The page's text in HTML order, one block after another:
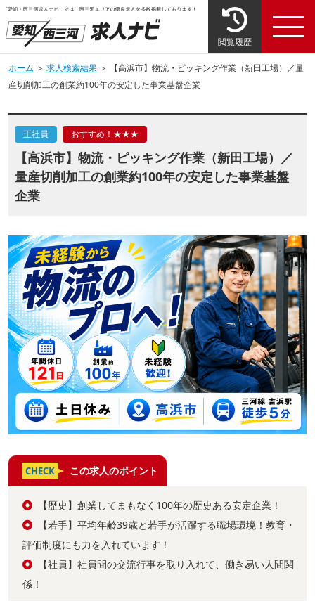
閲覧履歴
ホーム ＞ 求人検索結果 ＞ 【高浜市】物流・ピッキング作業（新田工場）／量
産切削加工の創業約100年の安定した事業基盤企業
正社員 おすすめ！★★★
【高浜市】物流・ピッキング作業（新田工場）／
量産切削加工の創業約100年の安定した事業基盤
企業
CHECK この求人のポイント
【歴史】創業してまもなく100年の歴史ある安定企業！
【若手】平均年齢39歳と若手が活躍する職場環境！教育・
評価制度にも力を入れています！
【社員】社員間の交流行事を取り入れて、働き易い人間関
係！